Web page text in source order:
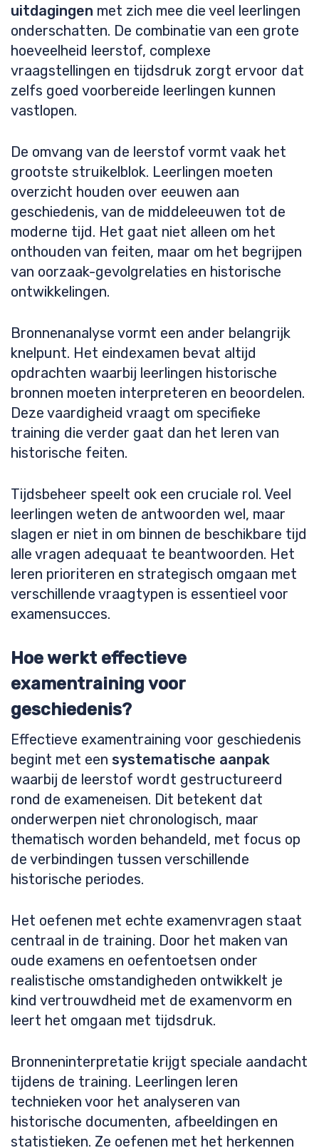
uitdagingen met zich mee die veel leerlingen
onderschatten. De combinatie van een grote
hoeveelheid leerstof, complexe
vraagstellingen en tijdsdruk zorgt ervoor dat
zelfs goed voorbereide leerlingen kunnen
vastlopen.
De omvang van de leerstof vormt vaak het
grootste struikelblok. Leerlingen moeten
overzicht houden over eeuwen aan
geschiedenis, van de middeleeuwen tot de
moderne tijd. Het gaat niet alleen om het
onthouden van feiten, maar om het begrijpen
van oorzaak-gevolgrelaties en historische
ontwikkelingen.
Bronnenanalyse vormt een ander belangrijk
knelpunt. Het eindexamen bevat altijd
opdrachten waarbij leerlingen historische
bronnen moeten interpreteren en beoordelen.
Deze vaardigheid vraagt om specifieke
training die verder gaat dan het leren van
historische feiten.
Tijdsbeheer speelt ook een cruciale rol. Veel
leerlingen weten de antwoorden wel, maar
slagen er niet in om binnen de beschikbare tijd
alle vragen adequaat te beantwoorden. Het
leren prioriteren en strategisch omgaan met
verschillende vraagtypen is essentieel voor
examensucces.
Hoe werkt effectieve
examentraining voor
geschiedenis?
Effectieve examentraining voor geschiedenis
begint met een systematische aanpak
waarbij de leerstof wordt gestructureerd
rond de exameneisen. Dit betekent dat
onderwerpen niet chronologisch, maar
thematisch worden behandeld, met focus op
de verbindingen tussen verschillende
historische periodes.
Het oefenen met echte examenvragen staat
centraal in de training. Door het maken van
oude examens en oefentoetsen onder
realistische omstandigheden ontwikkelt je
kind vertrouwdheid met de examenvorm en
leert het omgaan met tijdsdruk.
Bronneninterpretatie krijgt speciale aandacht
tijdens de training. Leerlingen leren
technieken voor het analyseren van
historische documenten, afbeeldingen en
statistieken. Ze oefenen met het herkennen